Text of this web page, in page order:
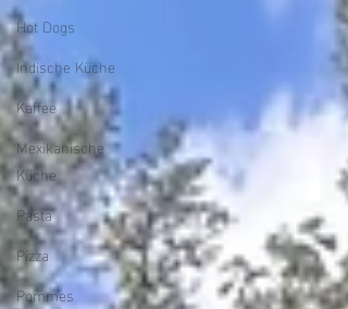
Hot Dogs
Indische Küche
Kaffee
Mexikanische
Küche
Pasta
Pizza
Pommes